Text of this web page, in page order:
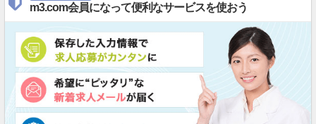
m3.com会員になって便利なサービスを使おう